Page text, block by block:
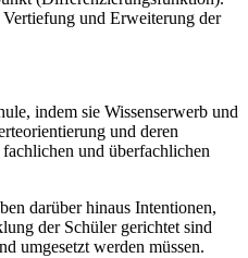
und Erweiterung der
indem sie Wissenserwerb und
und deren
und überfachlichen
darüber hinaus Intentionen,
der Schüler gerichtet sind
umgesetzt werden müssen.